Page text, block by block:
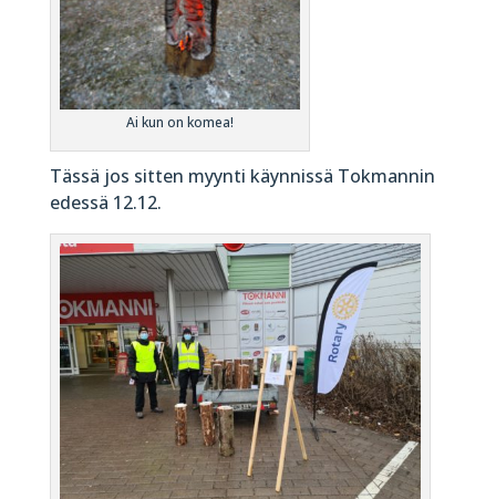
Ai kun on komea!
Tässä jos sitten myynti käynnissä Tokmannin
edessä 12.12.